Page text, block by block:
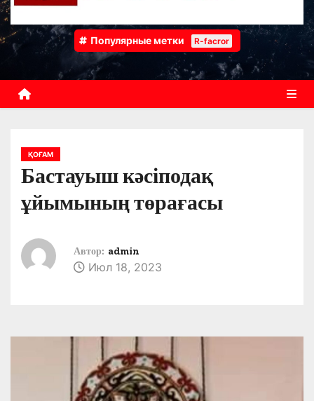
Популярные метки R-facror
ҚОҒАМ
Бастауыш кәсіподақ
ұйымының төрағасы
Автор: admin
Июл 18, 2023